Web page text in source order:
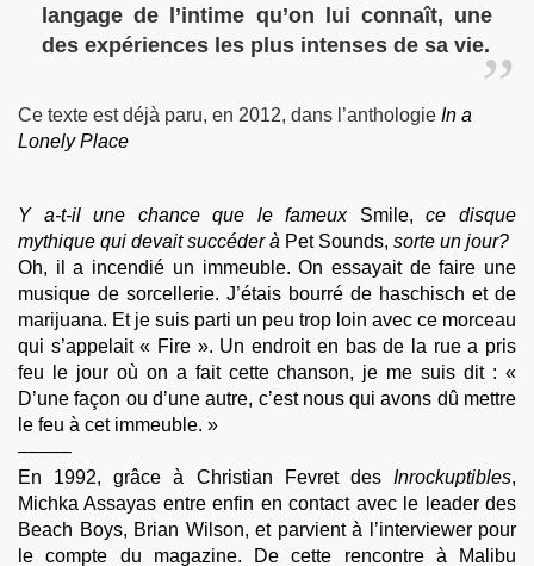
langage de l’intime qu’on lui connaît, une
des expériences les plus intenses de sa vie.
Ce texte est déjà paru, en 2012, dans l’anthologie In a
Lonely Place
Y a‑t‑il une chance que le fameuxSmile,ce disque
mythique qui devait succéder à Pet Sounds, sorte un jour?
Oh, il a incendié un immeuble. On essayait de faire une
musique de sorcellerie. J’étais bourré de haschisch et de
marijuana. Et je suis parti un peu trop loin avec ce morceau
qui s’appelait « Fire ». Un endroit en bas de la rue a pris
feu le jour où on a fait cette chanson, je me suis dit : «
D’une façon ou d’une autre, c’est nous qui avons dû mettre
le feu à cet immeuble. »
–––––
En 1992, grâce à Christian Fevret des Inrockuptibles,
Michka Assayas entre enfin en contact avec le leader des
Beach Boys, Brian Wilson, et parvient à l’interviewer pour
le compte du magazine. De cette rencontre à Malibu